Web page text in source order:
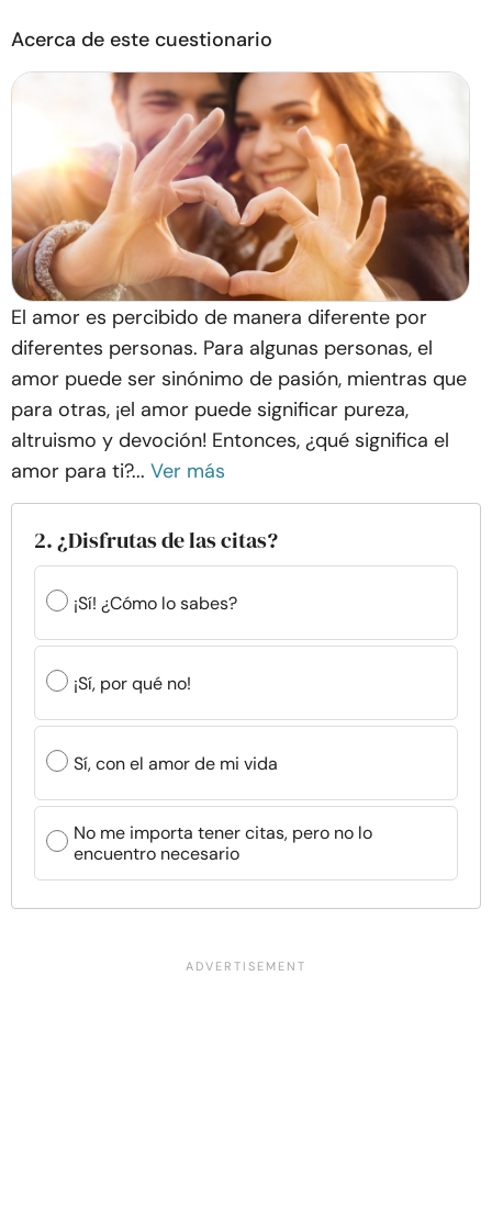
Acerca de este cuestionario
El amor es percibido de manera diferente por
diferentes personas. Para algunas personas, el
amor puede ser sinónimo de pasión, mientras que
para otras, ¡el amor puede significar pureza,
altruismo y devoción! Entonces, ¿qué significa el
amor para ti?... Ver más
2. ¿Disfrutas de las citas?
¡Sí! ¿Cómo lo sabes?
¡Sí, por qué no!
Sí, con el amor de mi vida
No me importa tener citas, pero no lo
encuentro necesario